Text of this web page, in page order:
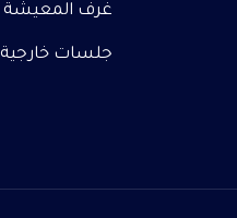
غرف المعيشة
جلسات خارجية